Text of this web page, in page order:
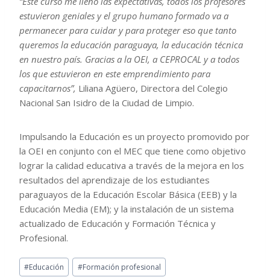
estuvieron geniales y el grupo humano formado va a
permanecer para cuidar y para proteger eso que tanto
queremos la educación paraguaya, la educación técnica
en nuestro país. Gracias a la OEI, a CEPROCAL y a todos
los que estuvieron en este emprendimiento para
capacitarnos”, Liliana Agüero, Directora del Colegio
Nacional San Isidro de la Ciudad de Limpio.
Impulsando la Educación es un proyecto promovido por
la OEI en conjunto con el MEC que tiene como objetivo
lograr la calidad educativa a través de la mejora en los
resultados del aprendizaje de los estudiantes
paraguayos de la Educación Escolar Básica (EEB) y la
Educación Media (EM); y la instalación de un sistema
actualizado de Educación y Formación Técnica y
Profesional.
#Educación #Formación profesional